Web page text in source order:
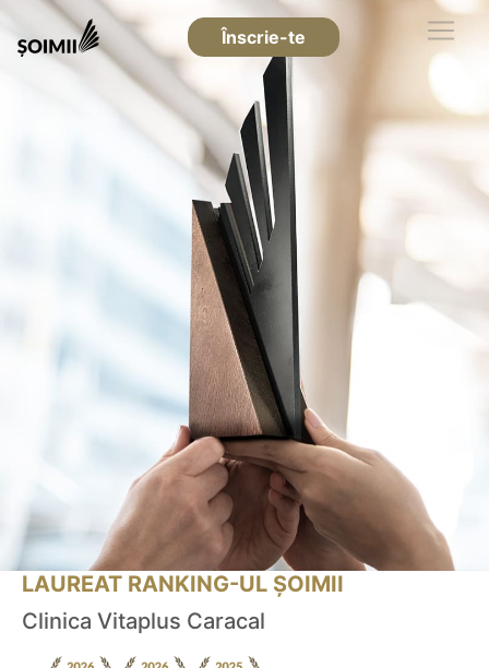
Înscrie-te
LAUREAT RANKING-UL ȘOIMII
Clinica Vitaplus Caracal